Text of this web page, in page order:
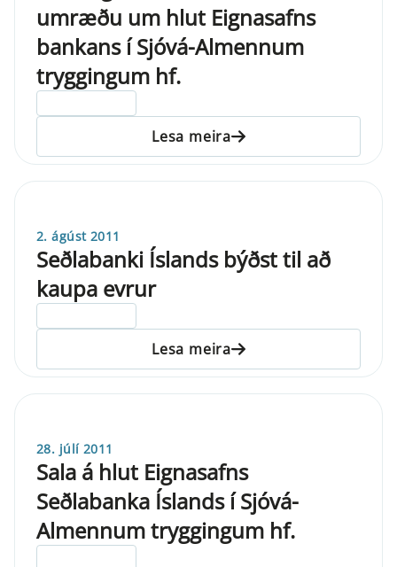
umræðu um hlut Eignasafns
bankans í Sjóvá-Almennum
tryggingum hf.
Lesa meira
2. ágúst 2011
Seðlabanki Íslands býðst til að
kaupa evrur
Lesa meira
28. júlí 2011
Sala á hlut Eignasafns
Seðlabanka Íslands í Sjóvá-
Almennum tryggingum hf.